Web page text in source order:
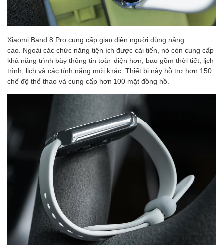
Xiaomi Band 8 Pro cung cấp giao diện người dùng nâng
cao. Ngoài các chức năng tiện ích được cải tiến, nó còn cung cấp
khả năng trình bày thông tin toàn diện hơn, bao gồm thời tiết, lịch
trình, lịch và các tính năng mới khác. Thiết bị này hỗ trợ hơn 150
chế độ thể thao và cung cấp hơn 100 mặt đồng hồ.